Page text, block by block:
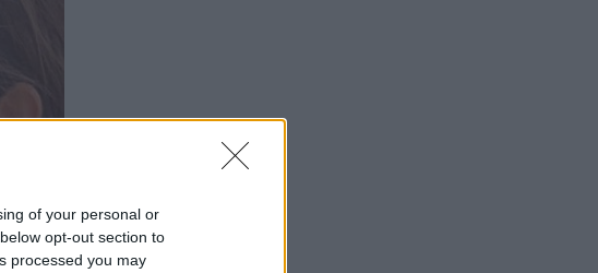
of your personal or
opt-out section to
processed you may